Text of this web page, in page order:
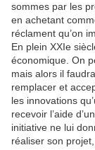
sommes par les
en achetant
réclament qu’on
En plein XXIe
économique. On
mais alors il
remplacer et
les innovations
recevoir l’aide
initiative ne lui
réaliser son